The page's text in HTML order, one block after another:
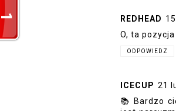
REDHEAD
O, ta
ODPOWIEDZ
ICECUP 21
📚 Bardzo